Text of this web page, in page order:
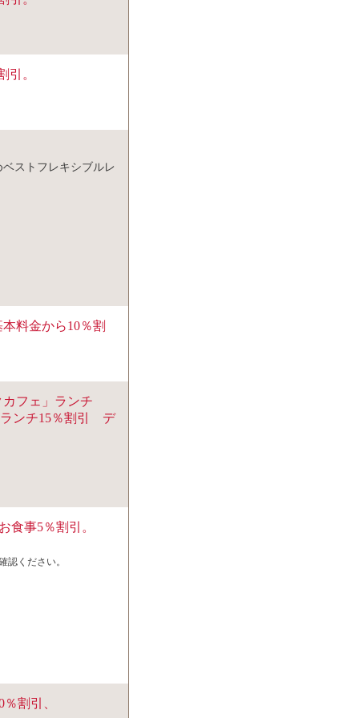
引。
ベストフレキシブルレ
料金から10％割
カフェ」ランチ
ランチ15％割引 デ
お食事5％割引。
認ください。
割引、